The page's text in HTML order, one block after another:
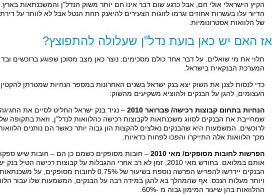
הקיץ הישראלי אולי חם, אבל כרגע שום דבר אינו חם יותר משוק הנדל”ן והמשכנתאות
הדיור עלו בעשרות אחוזים וגרמו לזוגות הצעירים להיאנק תחת הנטל אבל לא לוותר על
של הלוואות אסטרונומיות.
אז האם יש כאן בועת נדל”ן שעלולה להתפוצץ?
תלוי את מי שואלים. על דבר אחד כולם מסכימים: נוצר כאן מצב מסוכן שפוגע ברוכשים
המערכת הבנקאית בישראל.
כדי לנסות לצנן את השוק יצא בנק ישראל בשנים האחרונות במספר הנחיות שמטרתן
העצומים, להגן על הבנקים ולהוציא משקיעים מהשוק:
הנחיות בתחום קבוצות רכישה/ פברואר 2010
– נגיד בנק ישראל החליט לסיים את
שמחייבת את הבנקים לסווג משכנתאות לקבוצות רכישה כהלוואות לנדל”ן, וזאת בתקופה
לרוכשים. המשמעות היא שהבנקים נאלצים להקצות הון גבוה יותר כאשר הם נותנים
מכך הלוואות אלה התייקרו והפכו לפחות כדאיות.
הפרשות לחובות מסופקים/ מאי 2010
– חובות מסופקים כשמם כן הם – חובות שיש
אותם במלואם. בחודש מאי 2010, זמן לא רב אחרי ההגבלות על קבוצות רכישה
ויותר מעלות הנכס. אף שהמהלך בא להגן במידה רבה על הבנקים, המשמעות שלו עבור
ההלוואות בהן שיעור המימון גבוה מ -60%.